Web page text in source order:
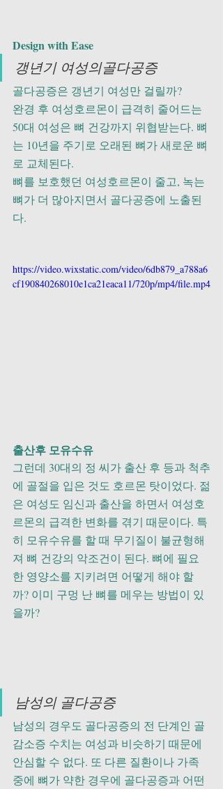
Design with Ease
갱년기 여성의골다공증
골다공증은 갱년기 여성만 걸릴까?
완경 후 여성호르몬이 급격히 줄어드는
50대 여성은 뼈 건강까지 위협받는다. 뼈
는 10년을 주기로 오래된 뼈가 새로운 뼈
로 교체된다.
뼈를 보호했던 여성호르몬이 줄고, 녹는
뼈가 더 많아지면서 골다공증에 노출된
다.
https://video.wixstatic.com/video/6db879_a788a6
cf190840268010e1ca21eaca11/720p/mp4/file.mp4
출산후 모유수유
그런데 30대의 정 씨가 출산 후 등과 척추
에 골절을 입은 것도 호르몬 탓이었다. 젊
은 여성도 임신과 출산을 하면서 여성호
르몬의 급격한 변화를 겪기 때문이다. 특
히 모유수유를 할 때 무기질이 불균형해
져 뼈 건강의 악조건이 된다. 뼈에 필요
한 영양소를 지키려면 어떻게 해야 할
까? 이미 구멍 난 뼈를 메우는 방법이 있
을까?
남성의 골다공증
남성의 경우도 골다공증의 전 단계인 골
감소증 수치는 여성과 비슷하기 때문에
안심할 수 없다. 또 다른 질환이나 가족
중에 뼈가 약한 경우에 골다공증과 어떤